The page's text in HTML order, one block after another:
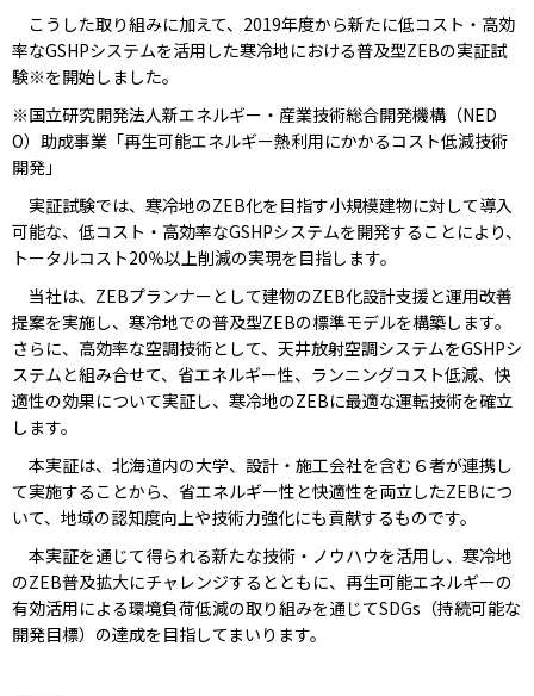
こうした取り組みに加えて、2019年度から新たに低コスト・高効
率なGSHPシステムを活用した寒冷地における普及型ZEBの実証試
験※を開始しました。
※国立研究開発法人新エネルギー・産業技術総合開発機構（NED
O）助成事業「再生可能エネルギー熱利用にかかるコスト低減技術
開発」
実証試験では、寒冷地のZEB化を目指す小規模建物に対して導入
可能な、低コスト・高効率なGSHPシステムを開発することにより、
トータルコスト20％以上削減の実現を目指します。
当社は、ZEBプランナーとして建物のZEB化設計支援と運用改善
提案を実施し、寒冷地での普及型ZEBの標準モデルを構築します。
さらに、高効率な空調技術として、天井放射空調システムをGSHPシ
ステムと組み合せて、省エネルギー性、ランニングコスト低減、快
適性の効果について実証し、寒冷地のZEBに最適な運転技術を確立
します。
本実証は、北海道内の大学、設計・施工会社を含む６者が連携し
て実施することから、省エネルギー性と快適性を両立したZEBにつ
いて、地域の認知度向上や技術力強化にも貢献するものです。
本実証を通じて得られる新たな技術・ノウハウを活用し、寒冷地
のZEB普及拡大にチャレンジするとともに、再生可能エネルギーの
有効活用による環境負荷低減の取り組みを通じてSDGs（持続可能な
開発目標）の達成を目指してまいります。